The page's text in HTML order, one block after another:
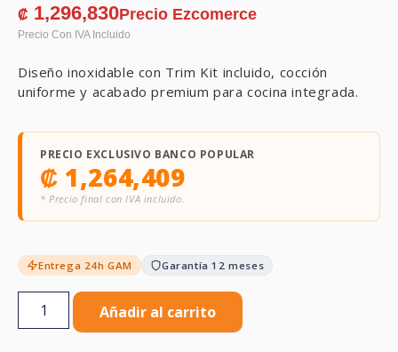
₡ 1,296,830
Diseño inoxidable con Trim Kit incluido, cocción
uniforme y acabado premium para cocina integrada.
PRECIO EXCLUSIVO BANCO POPULAR
₡ 1,264,409
* Precio final con IVA incluido.
Entrega 24h GAM Garantía 12 meses
Añadir al carrito